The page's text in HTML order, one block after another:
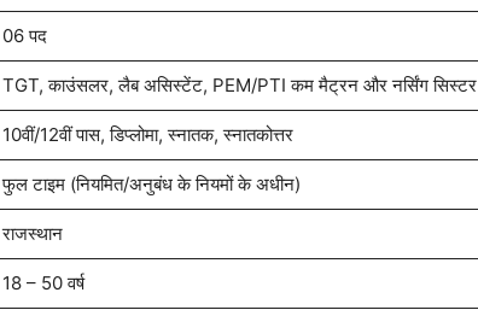
06 पद
TGT, काउंसलर, लैब असिस्टेंट, PEM/PTI कम मैट्रन और नर्सिंग सिस्टर
10वीं/12वीं पास, डिप्लोमा, स्नातक, स्नातकोत्तर
फुल टाइम (नियमित/अनुबंध के नियमों के अधीन)
राजस्थान
18 – 50 वर्ष